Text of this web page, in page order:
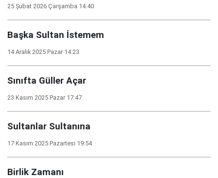
25 Şubat 2026 Çarşamba 14:40
Başka Sultan İstemem
14 Aralık 2025 Pazar 14:23
Sınıfta Güller Açar
23 Kasım 2025 Pazar 17:47
Sultanlar Sultanına
17 Kasım 2025 Pazartesi 19:54
Birlik Zamanı